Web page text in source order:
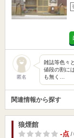
匿名
雑誌等色々
値段の割に
も無く…
関連情報から探す
狼煙館
-点/